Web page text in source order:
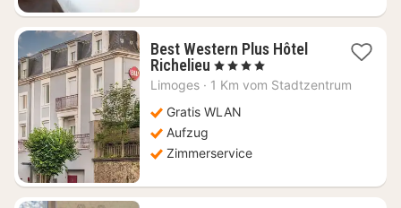
Best Western Plus Hôtel
Richelieu 1
Nacht
68
, 4 Sterne
Limoges · 1 Km vom Stadtzentrum
Gratis WLAN
Aufzug
Zimmerservice